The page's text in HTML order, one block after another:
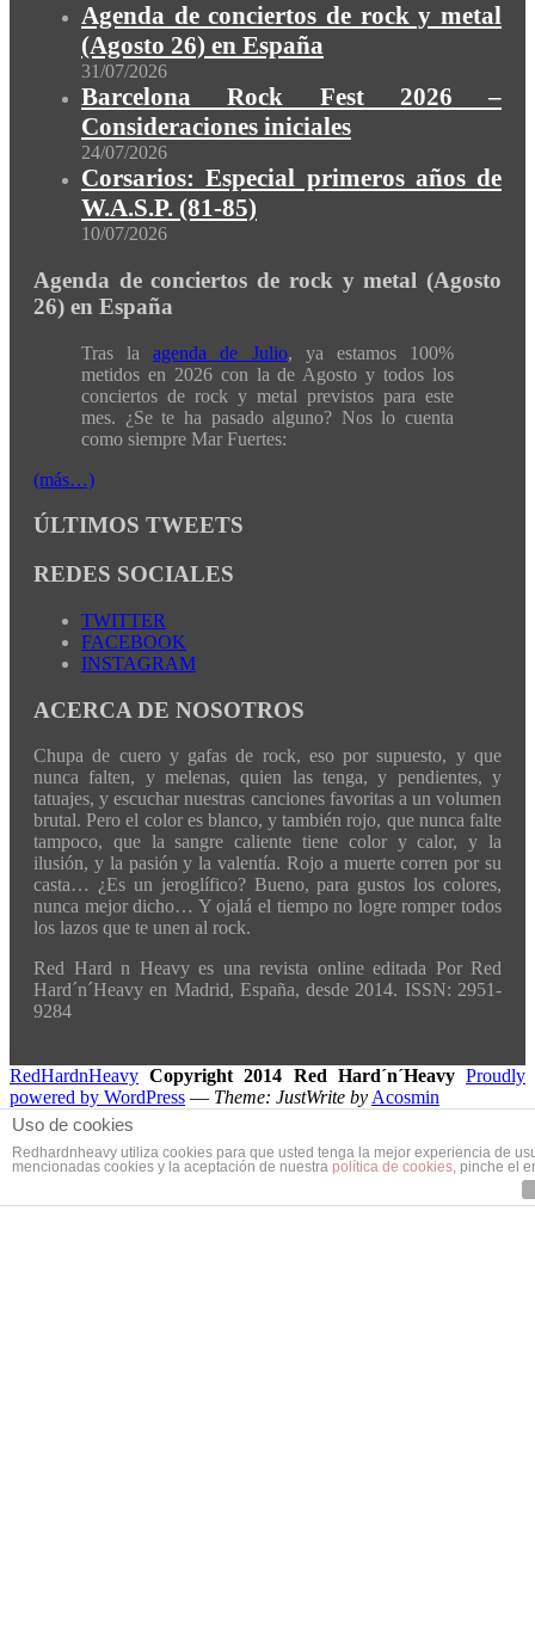
Agenda de conciertos de rock y metal
(Agosto 26) en España
31/07/2026
Barcelona Rock Fest 2026 –
Consideraciones iniciales
24/07/2026
Corsarios: Especial primeros años de
W.A.S.P. (81-85)
10/07/2026
Agenda de conciertos de rock y metal (Agosto
26) en España
Tras laagenda de Julio, ya estamos 100%
metidos en 2026 con la de Agosto y todos los
conciertos de rock y metal previstos para este
mes. ¿Se te ha pasado alguno? Nos lo cuenta
como siempre Mar Fuertes:
(más…)
ÚLTIMOS TWEETS
REDES SOCIALES
TWITTER
FACEBOOK
INSTAGRAM
ACERCA DE NOSOTROS
Chupa de cuero y gafas de rock, eso por supuesto, y que
nunca falten, y melenas, quien las tenga, y pendientes, y
tatuajes, y escuchar nuestras canciones favoritas a un volumen
brutal. Pero el color es blanco, y también rojo, que nunca falte
tampoco, que la sangre caliente tiene color y calor, y la
ilusión, y la pasión y la valentía. Rojo a muerte corren por su
casta… ¿Es un jeroglífico? Bueno, para gustos los colores,
nunca mejor dicho… Y ojalá el tiempo no logre romper todos
los lazos que te unen al rock.
Red Hard n Heavy es una revista online editada Por Red
Hard´n´Heavy en Madrid, España, desde 2014. ISSN: 2951-
9284
RedHardnHeavy Copyright 2014 Red Hard´n´Heavy Proudly
powered by WordPress — Theme: JustWrite by Acosmin
Uso de cookies
Redhardnheavy utiliza cookies para que usted tenga la mejor experiencia de
mencionadas cookies y la aceptación de nuestra política de cookies, pinche el